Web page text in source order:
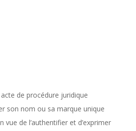
de procédure juridique
son nom ou sa marque unique
vue de l’authentifier et d’exprimer